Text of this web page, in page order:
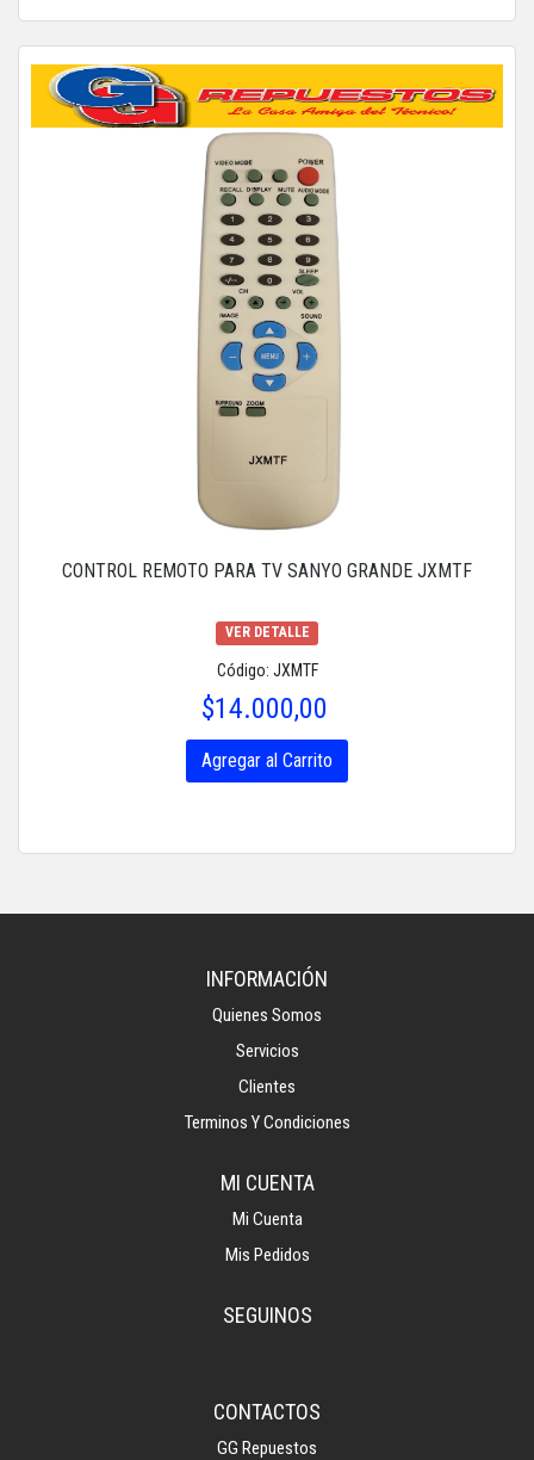
CONTROL REMOTO PARA TV SANYO GRANDE JXMTF
VER DETALLE
Código: JXMTF
$14.000,00
Agregar al Carrito
INFORMACIÓN
Quienes Somos
Servicios
Clientes
Terminos Y Condiciones
MI CUENTA
Mi Cuenta
Mis Pedidos
SEGUINOS
CONTACTOS
GG Repuestos